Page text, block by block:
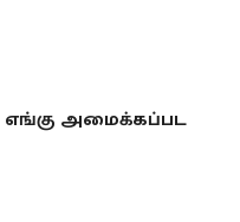
அமைக்கப்பட